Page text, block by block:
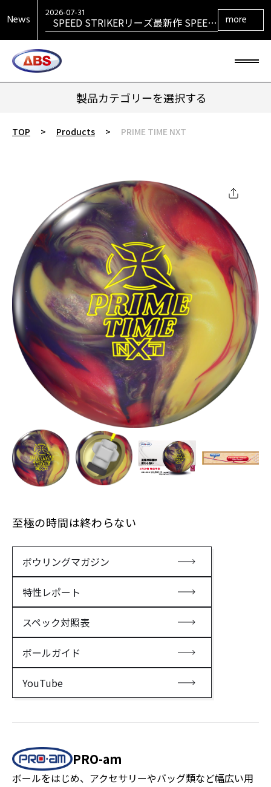
News VENGEANCE RETURNS発売！
2026-07-31
SPEED STRIKERリーズ最新作 SPEED
STRIKER HYBRID発売！
more
製品カテゴリーを選択する
TOP > Products > PRIME TIME NXT
至極の時間は終わらない
ボウリングマガジン
特性レポート
スペック対照表
ボールガイド
YouTube
PRO-am
ボールをはじめ、アクセサリーやバッグ類など幅広い用